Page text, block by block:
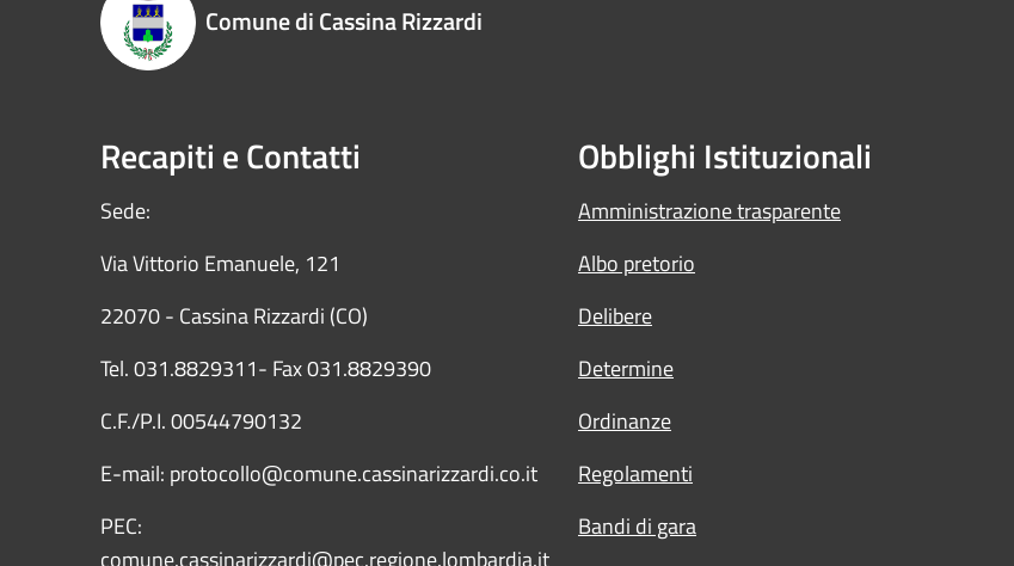
Comune di Cassina Rizzardi
Recapiti e Contatti
Sede:
Via Vittorio Emanuele, 121
22070 - Cassina Rizzardi (CO)
Tel. 031.8829311- Fax 031.8829390
C.F./P.I. 00544790132
E-mail: protocollo@comune.cassinarizzardi.co.it
PEC:
comune.cassinarizzardi@pec.regione.lombardia.it
Obblighi Istituzionali
Amministrazione trasparente
Albo pretorio
Delibere
Determine
Ordinanze
Regolamenti
Bandi di gara